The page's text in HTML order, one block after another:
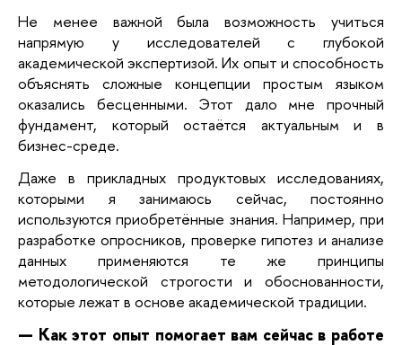
Не менее важной была возможность учиться
напрямую у исследователей с глубокой
академической экспертизой. Их опыт и способность
объяснять сложные концепции простым языком
оказались бесценными. Этот дало мне прочный
фундамент, который остаётся актуальным и в
бизнес-среде.
Даже в прикладных продуктовых исследованиях,
которыми я занимаюсь сейчас, постоянно
используются приобретённые знания. Например, при
разработке опросников, проверке гипотез и анализе
данных применяются те же принципы
методологической строгости и обоснованности,
которые лежат в основе академической традиции.
— Как этот опыт помогает вам сейчас в работе